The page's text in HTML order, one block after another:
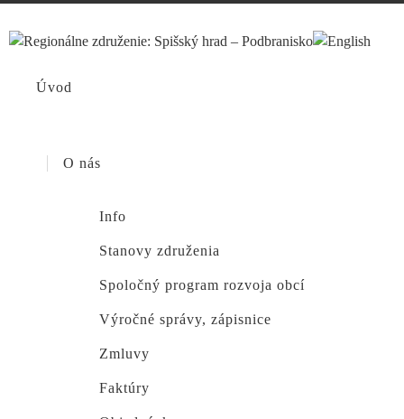
Úvod
O nás
Info
Stanovy združenia
Spoločný program rozvoja obcí
Výročné správy, zápisnice
Zmluvy
Faktúry